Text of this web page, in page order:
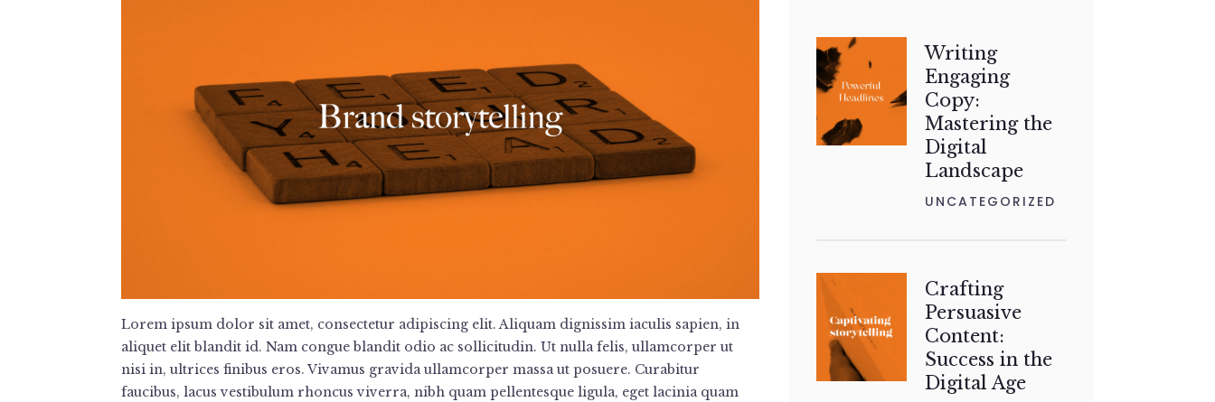
Lorem ipsum dolor sit amet, consectetur adipiscing elit. Aliquam dignissim iaculis sapien, in
aliquet elit blandit id. Nam congue blandit odio ac sollicitudin. Ut nulla felis, ullamcorper ut
nisi in, ultrices finibus eros. Vivamus gravida ullamcorper massa ut posuere. Curabitur
faucibus, lacus vestibulum rhoncus viverra, nibh quam pellentesque ligula, eget lacinia quam
Writing
Engaging
Copy:
Mastering the
Digital
Landscape
UNCATEGORIZED
Crafting
Persuasive
Content:
Success in the
Digital Age